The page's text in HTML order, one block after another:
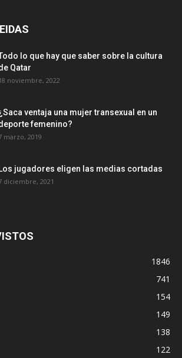
lo que hay que saber sobre la cultura
Qatar
noviembre, 2022
ventaja una mujer transexual en un
femenino?
marzo, 2019
Los jugadores eligen las medias cortadas
diciembre, 2021
1846
741
154
149
138
122